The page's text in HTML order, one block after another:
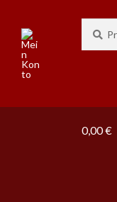
nach:
0,00€